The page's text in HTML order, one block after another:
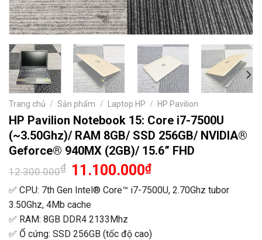
Trang chủ / Sản phẩm / Laptop HP / HP Pavilion
HP Pavilion Notebook 15: Core i7-7500U
(~3.50Ghz)/ RAM 8GB/ SSD 256GB/ NVIDIA®
Geforce® 940MX (2GB)/ 15.6” FHD
12.300.000₫ Giá
gốc
là:
12.300.000₫.
11.100.000₫Giá
tại
là:
✅ CPU: 7th Gen Intel® Core™ i7-7500U, 2.70Ghz tubor
3.50Ghz, 4Mb cache
✅ RAM: 8GB DDR4 2133Mhz
✅ Ổ cứng: SSD 256GB (tốc độ cao)